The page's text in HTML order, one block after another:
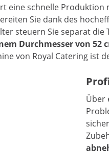
eine schnelle
Sie dank des
steuern Sie separat
Durchmesser von 52
von Royal Catering ist
Über